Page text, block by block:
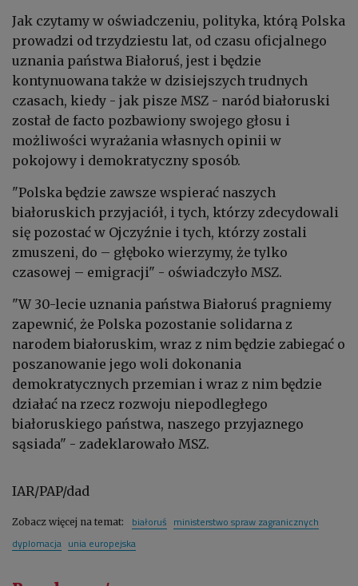
Jak czytamy w oświadczeniu, polityka, którą Polska
prowadzi od trzydziestu lat, od czasu oficjalnego
uznania państwa Białoruś, jest i będzie
kontynuowana także w dzisiejszych trudnych
czasach, kiedy - jak pisze MSZ - naród białoruski
został de facto pozbawiony swojego głosu i
możliwości wyrażania własnych opinii w
pokojowy i demokratyczny sposób.
"Polska będzie zawsze wspierać naszych
białoruskich przyjaciół, i tych, którzy zdecydowali
się pozostać w Ojczyźnie i tych, którzy zostali
zmuszeni, do – głęboko wierzymy, że tylko
czasowej – emigracji" - oświadczyło MSZ.
"W 30-lecie uznania państwa Białoruś pragniemy
zapewnić, że Polska pozostanie solidarna z
narodem białoruskim, wraz z nim będzie zabiegać o
poszanowanie jego woli dokonania
demokratycznych przemian i wraz z nim będzie
działać na rzecz rozwoju niepodległego
białoruskiego państwa, naszego przyjaznego
sąsiada" - zadeklarowało MSZ.
IAR/PAP/dad
Zobacz więcej na temat: białoruś ministerstwo spraw zagranicznych
dyplomacja unia europejska